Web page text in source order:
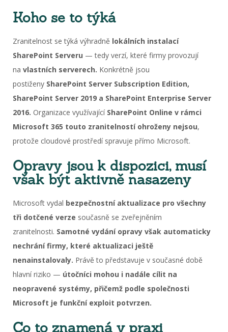
Koho se to týká
Zranitelnost se týká výhradně lokálních instalací
SharePoint Serveru — tedy verzí, které firmy provozují
na vlastních serverech. Konkrétně jsou
postiženy SharePoint Server Subscription Edition,
SharePoint Server 2019 a SharePoint Enterprise Server
2016. Organizace využívající SharePoint Online v rámci
Microsoft 365 touto zranitelností ohroženy nejsou,
protože cloudové prostředí spravuje přímo Microsoft.
Opravy jsou k dispozici, musí
však být aktivně nasazeny
Microsoft vydal bezpečnostní aktualizace pro všechny
tři dotčené verze současně se zveřejněním
zranitelnosti. Samotné vydání opravy však automaticky
nechrání firmy, které aktualizaci ještě
nenainstalovaly. Právě to představuje v současné době
hlavní riziko — útočníci mohou i nadále cílit na
neopravené systémy, přičemž podle společnosti
Microsoft je funkční exploit potvrzen.
Co to znamená v praxi